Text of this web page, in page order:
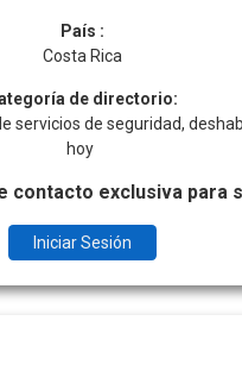
País :
Costa Rica
de directorio:
servicios de seguridad,
hoy
contacto exclusiva para
Iniciar Sesión